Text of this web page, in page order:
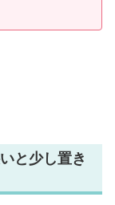
と少し置き